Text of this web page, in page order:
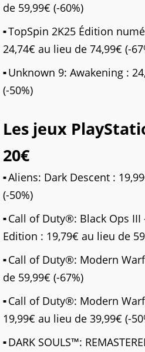
de 59,99€ (-60%)
TopSpin 2K25 Édition
24,74€ au lieu de 74,99€ (-
Unknown 9: Awakening :
(-50%)
Les jeux
20€
Aliens: Dark Descent :
(-50%)
Call of Duty®: Black Ops
Edition : 19,79€ au lieu de
Call of Duty®: Modern
de 59,99€ (-67%)
Call of Duty®: Modern
19,99€ au lieu de 39,99€ (-
DARK SOULS™: